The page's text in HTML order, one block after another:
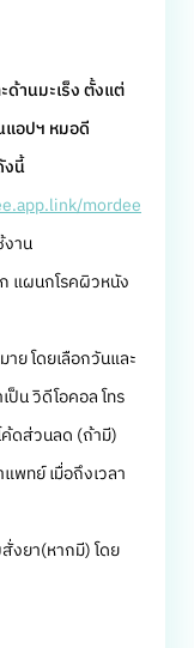
านมะเร็ง ตั้งแต่
แอปฯ หมอดี
งนี้
mordee
งาน
แผนกโรคผิวหนัง
ย โดยเลือกวันและ
น วิดีโอคอล โทร
ค้ดส่วนลด (ถ้ามี)
พทย์ เมื่อถึงเวลา
งยา(หากมี) โดย